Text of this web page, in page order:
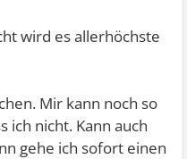
wird es allerhöchste
Mir kann noch so
ich nicht. Kann auch
gehe ich sofort einen